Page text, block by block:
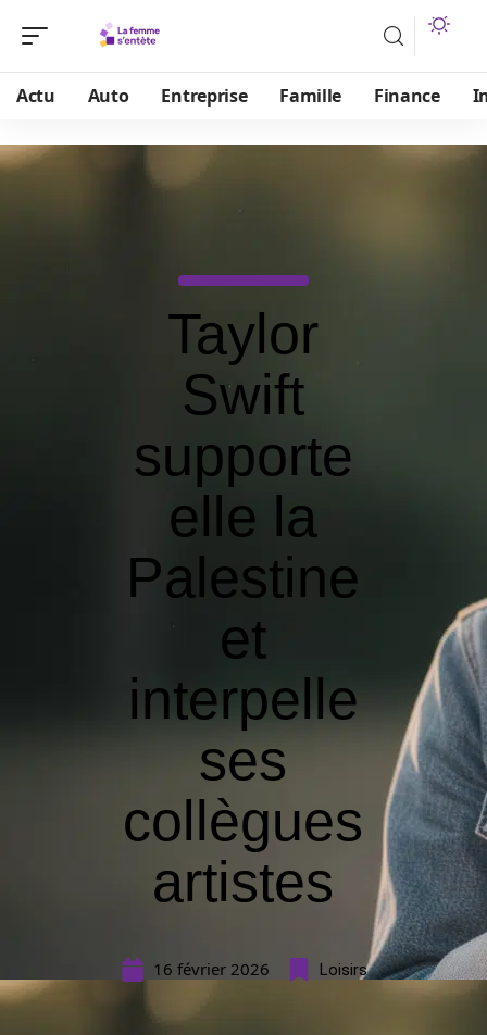
Actu Auto Entreprise Famille Finance
Taylor
Swift
supporte
elle la
Palestine
et
interpelle
ses
collègues
artistes
16 février 2026 Loisirs